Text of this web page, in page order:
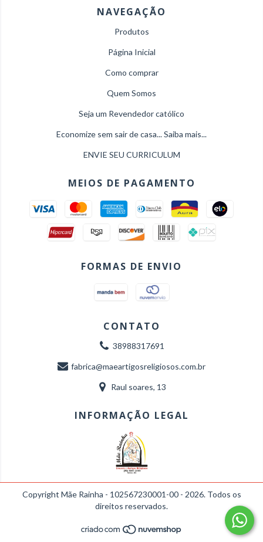
NAVEGAÇÃO
Produtos
Página Inicial
Como comprar
Quem Somos
Seja um Revendedor católico
Economize sem sair de casa... Saiba mais...
ENVIE SEU CURRICULUM
MEIOS DE PAGAMENTO
FORMAS DE ENVIO
CONTATO
38988317691
fabrica@maeartigosreligiosos.com.br
Raul soares, 13
INFORMAÇÃO LEGAL
Copyright Mãe Rainha - 102567230001-00 - 2026. Todos os
direitos reservados.